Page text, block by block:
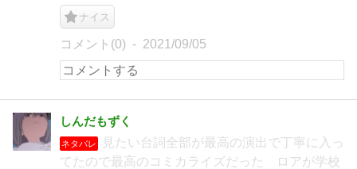
ナイス
コメント(0) 2021/09/05
しんだもずく
ネタバレ
見たい台詞全部が最高の演出で丁寧に入っ
てたので最高のコミカライズだった ロアが学校